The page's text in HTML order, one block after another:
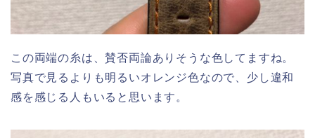
この両端の糸は、賛否両論ありそうな色してますね。
写真で見るよりも明るいオレンジ色なので、少し違和
感を感じる人もいると思います。